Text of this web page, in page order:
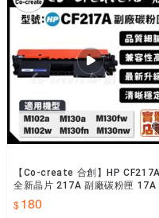
【Co-create 合創】HP CF217A
全新晶片 217A 副廠碳粉匣 17A
102a M102w M130
180